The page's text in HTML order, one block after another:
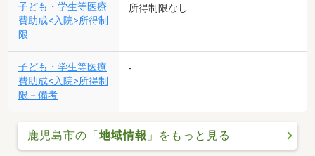
子ども・学生等医療
費助成<入院>所得制
限
所得制限なし
子ども・学生等医療
費助成<入院>所得制
限－備考
-
鹿児島市の「地域情報 」をもっと見る